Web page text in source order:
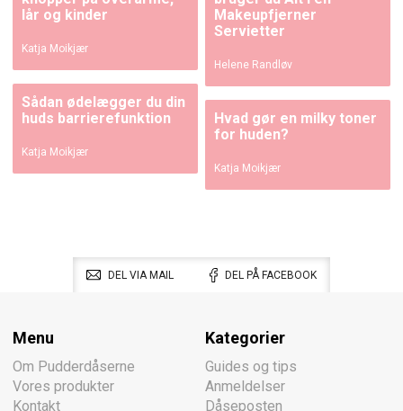
lår og kinder
Katja Moikjær
Makeupfjerner
Servietter
Helene Randløv
Sådan ødelægger du din
huds barrierefunktion
Katja Moikjær
Hvad gør en milky toner
for huden?
Katja Moikjær
DEL VIA MAIL DEL PÅ FACEBOOK
Menu
Om Pudderdåserne
Vores produkter
Kontakt
Kategorier
Guides og tips
Anmeldelser
Dåseposten